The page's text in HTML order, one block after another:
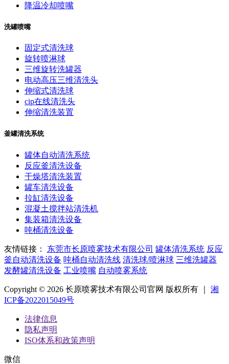
降温冷却喷嘴
洗罐喷嘴
固定式清洗球
旋转喷淋球
三维旋转洗罐器
电动高压三维清洗头
伸缩式清洗球
cip在线清洗头
伸缩清洗装置
釜罐清洗系统
罐体自动清洗系统
反应釜清洗设备
干燥塔清洗装置
罐车清洗设备
拉缸清洗设备
混凝土搅拌站清洗机
集装箱清洗设备
吨桶清洗设备
友情链接： 东莞市长原喷雾技术有限公司 罐体清洗系统 反应
釜自动清洗设备 吨桶自动清洗线 清洗球/喷淋球 三维洗罐器
发酵罐清洗设备 工业喷嘴 自动喷雾系统
Copyright © 2026 长原喷雾技术有限公司官网 版权所有 ｜ 湘
ICP备2022015049号
法律信息
隐私声明
ISO体系和政策声明
微信